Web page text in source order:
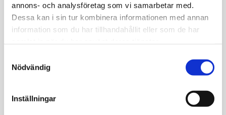
annons- och analysföretag som vi samarbetar med.
Dessa kan i sin tur kombinera informationen med annan
information som du har tillhandahållit eller som de har
Nödvändig
Inställningar
Alltid när något gäller för organisationer eller
organisationsenheter kan man fråga sig om detsamma
inte kan gälla för andra typer av intressenter, som till
exempel personer. I just detta fall kan man ställ sig
organisationsenhet eller till en annan person, enligt viss
för organisationer som helhet.